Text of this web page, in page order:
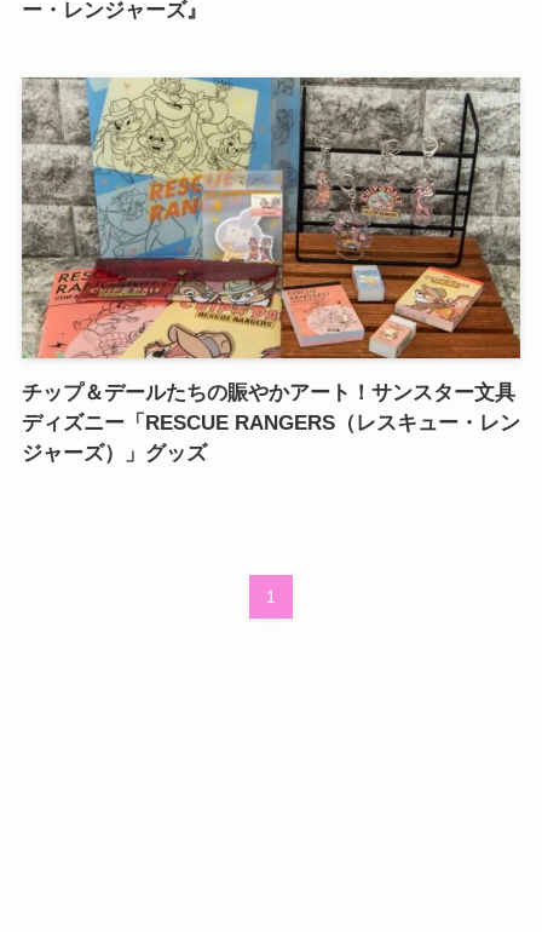
ー・レンジャーズ』
チップ＆デールたちの賑やかアート！サンスター文具
ディズニー「RESCUE RANGERS（レスキュー・レン
ジャーズ）」グッズ
1